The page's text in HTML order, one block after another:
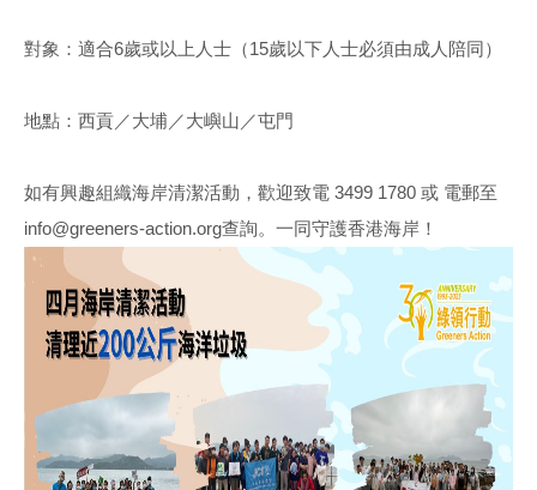
對象：適合6歲或以上人士（15歲以下人士必須由成人陪同）
地點：西貢／大埔／大嶼山／屯門
如有興趣組織海岸清潔活動，歡迎致電 3499 1780 或 電郵至
info@greeners-action.org查詢。一同守護香港海岸！